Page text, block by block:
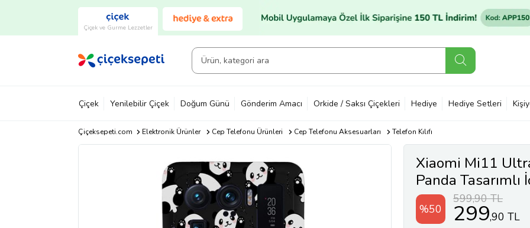
Çiçek ve Gurme Lezzetler
Çiçek Yenilebilir Çiçek Doğum Günü Gönderim Amacı Orkide / Saksı Çiçekleri Hediye Hediye Setleri
Çiçeksepeti.com Elektronik Ürünler Cep Telefonu Ürünleri Cep Telefonu Aksesuarları Telefon Kılıfı
Xiaomi Mi11
Panda
(Şeffaf)
%50
599,90 TL
299,90 TL